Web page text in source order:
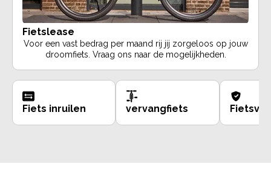
Fietslease
Voor een vast bedrag per maand rij jij zorgeloos op jouw
droomfiets. Vraag ons naar de mogelijkheden.
Fiets inruilen vervangfiets